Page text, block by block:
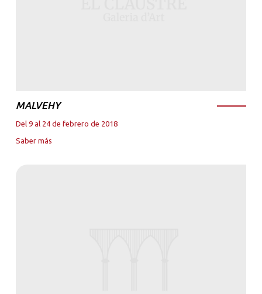
MALVEHY
Del 9 al 24 de febrero de 2018
Saber más